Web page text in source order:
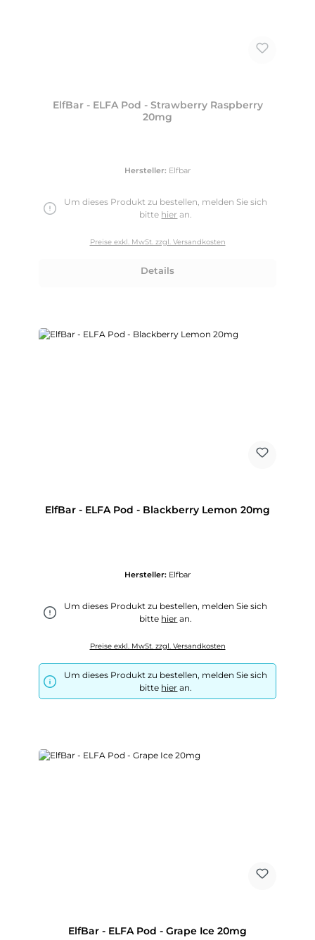
ElfBar - ELFA Pod - Strawberry Raspberry
20mg
Hersteller: Elfbar
Um dieses Produkt zu bestellen, melden Sie sich
bitte hier an.
Preise exkl. MwSt. zzgl. Versandkosten
Details
ElfBar - ELFA Pod - Blackberry Lemon 20mg
Hersteller: Elfbar
Um dieses Produkt zu bestellen, melden Sie sich
bitte hier an.
Preise exkl. MwSt. zzgl. Versandkosten
Um dieses Produkt zu bestellen, melden Sie sich
bitte hier an.
ElfBar - ELFA Pod - Grape Ice 20mg